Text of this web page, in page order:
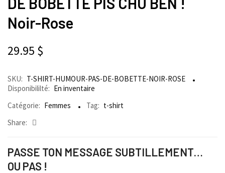
Noir-Rose
29.95 $
SKU: T-SHIRT-HUMOUR-PAS-DE-BOBETTE-NOIR-ROSE
Disponibililté: En inventaire
Catégorie: Femmes Tag: t-shirt
Share:
PASSE TON MESSAGE SUBTILLEMENT…
OU PAS !